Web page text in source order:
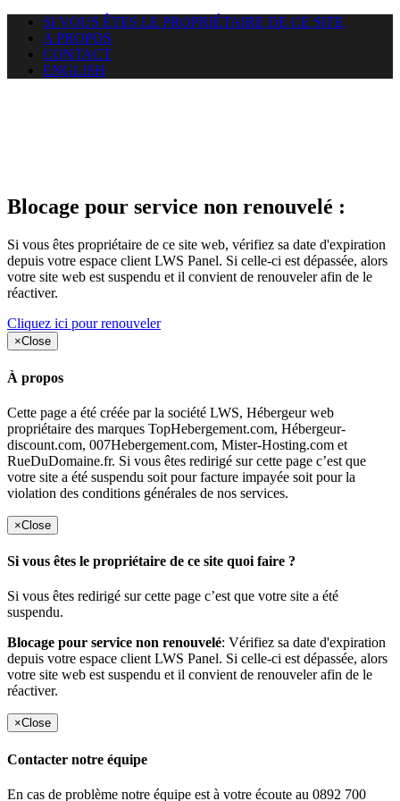
SI VOUS ÊTES LE PROPRIÉTAIRE DE CE SITE
A PROPOS
CONTACT
ENGLISH
Blocage pour service non renouvelé :
Si vous êtes propriétaire de ce site web, vérifiez sa date d'expiration
depuis votre espace client LWS Panel. Si celle-ci est dépassée, alors
votre site web est suspendu et il convient de renouveler afin de le
réactiver.
Cliquez ici pour renouveler
×Close
À propos
Cette page a été créée par la société LWS, Hébergeur web
propriétaire des marques TopHebergement.com, Hébergeur-
discount.com, 007Hebergement.com, Mister-Hosting.com et
RueDuDomaine.fr. Si vous êtes redirigé sur cette page c’est que
votre site a été suspendu soit pour facture impayée soit pour la
violation des conditions générales de nos services.
×Close
Si vous êtes le propriétaire de ce site quoi faire ?
Si vous êtes redirigé sur cette page c’est que votre site a été
suspendu.
Blocage pour service non renouvelé: Vérifiez sa date d'expiration
depuis votre espace client LWS Panel. Si celle-ci est dépassée, alors
votre site web est suspendu et il convient de renouveler afin de le
réactiver.
×Close
Contacter notre équipe
En cas de problème notre équipe est à votre écoute au 0892 700